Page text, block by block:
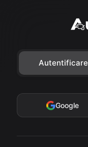
Autentificare
Google